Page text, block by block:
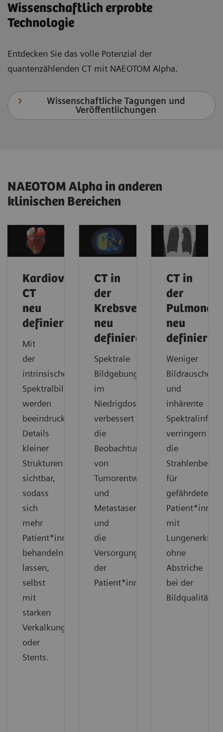
Wissenschaftlich erprobte
Technologie
Entdecken Sie das volle Potenzial der
quantenzählenden CT mit NAEOTOM Alpha.
Wissenschaftliche Tagungen und
Veröffentlichungen
NAEOTOM Alpha in anderen
klinischen Bereichen
Kardiovaskuläre
CT
neu
definieren
Mit
der
intrinsischen
Spektralbildgebung
werden
beeindruckende
Details
kleiner
Strukturen
sichtbar,
sodass
sich
mehr
Patient*innen
behandeln
lassen,
selbst
mit
starken
Verkalkungen
oder
Stents.
CT in
der
Krebsversorgung
neu
definieren
Spektrale
Bildgebung
im
Niedrigdosisbereich
verbessert
die
Beobachtung
von
Tumorentwicklung
und
Metastasen
und
die
Versorgung
der
Patient*innen.
CT in
der
neu
definieren
Weniger
Bildrauschen
und
inhärente
verringern
die
für
gefährdete
Patient*innen
mit
ohne
Abstriche
bei der
Bildqualität.